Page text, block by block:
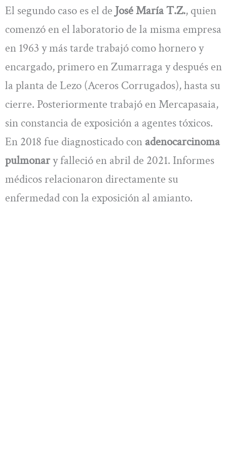
El segundo caso es el de José María T.Z., quien
comenzó en el laboratorio de la misma empresa
en 1963 y más tarde trabajó como hornero y
encargado, primero en Zumarraga y después en
la planta de Lezo (Aceros Corrugados), hasta su
cierre. Posteriormente trabajó en Mercapasaia,
sin constancia de exposición a agentes tóxicos.
En 2018 fue diagnosticado con adenocarcinoma
pulmonary falleció en abril de 2021. Informes
médicos relacionaron directamente su
enfermedad con la exposición al amianto.